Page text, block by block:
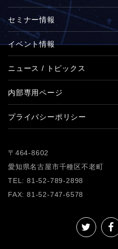
〒464-8602
愛知県名古屋市千種区不老町
TEL: 81-52-789-2898
FAX: 81-52-747-6578
セミナー情報
イベント情報
ニュース / トピックス
内部専用ページ
プライバシーポリシー